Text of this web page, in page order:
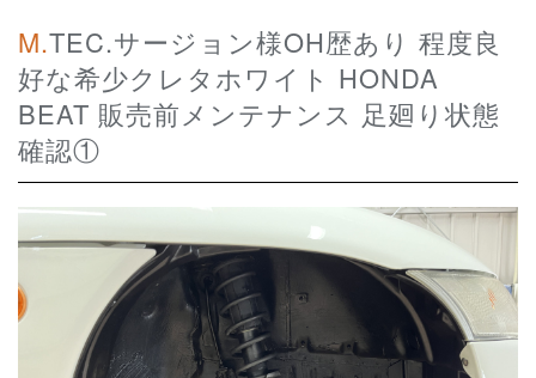
M.TEC.サージョン様OH歴あり 程度良
好な希少クレタホワイト HONDA
BEAT 販売前メンテナンス 足廻り状態
確認①